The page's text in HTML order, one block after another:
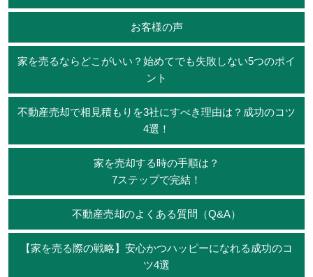
お客様の声
家を売るならどこがいい？始めてでも失敗しない5つのポイ
ント
不動産売却で相見積もりを3社にすべき理由は？成功のコツ
4選！
家を売却する時の手順は？
7ステップで完結！
不動産売却のよくある質問（Q&A）
【家を売る際の戦略】安心かつハッピーになれる成功のコ
ツ4選